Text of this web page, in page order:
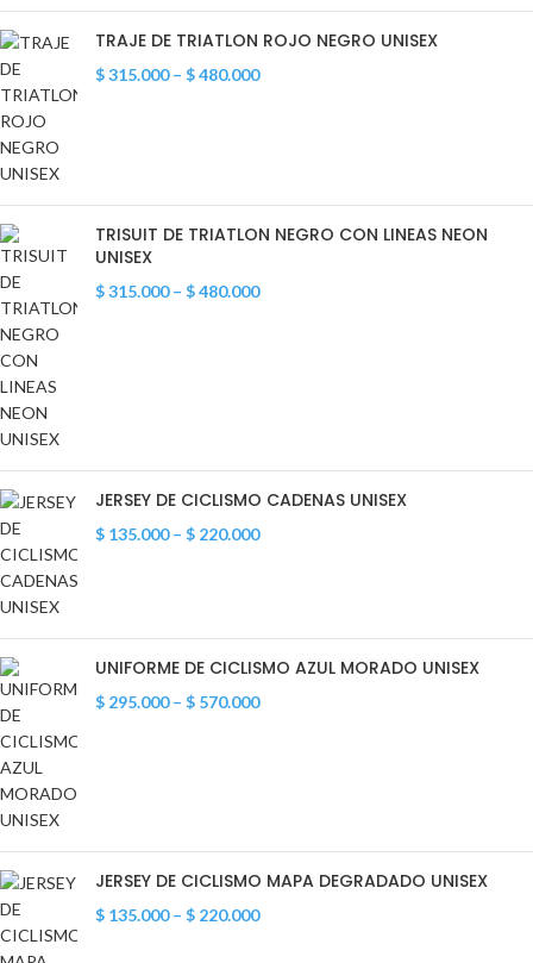
TRAJE DE TRIATLON ROJO NEGRO UNISEX
$315.000 – $480.000
TRISUIT DE TRIATLON NEGRO CON LINEAS NEON
UNISEX
$315.000 – $480.000
JERSEY DE CICLISMO CADENAS UNISEX
$ 135.000 – $ 220.000
UNIFORME DE CICLISMO AZUL MORADO UNISEX
$ 295.000 – $ 570.000
JERSEY DE CICLISMO MAPA DEGRADADO UNISEX
$ 135.000 – $ 220.000